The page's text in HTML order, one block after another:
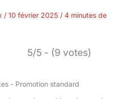
/ 10 février 2025 / 4 minutes de
5/5 - (9 votes)